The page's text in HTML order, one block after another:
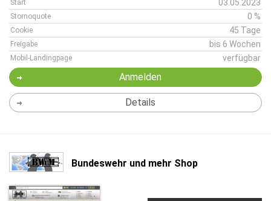
Start 03.05.2023
Stornoquote 0 %
Cookie 45 Tage
Freigabe bis 6 Wochen
Mobil-Landingpage verfügbar
Anmelden
Details
Bundeswehr und mehr Shop